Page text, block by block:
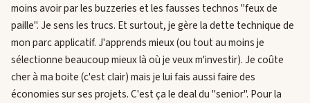
moins avoir par les buzzeries et les fausses technos "feux de
paille". Je sens les trucs. Et surtout, je gère la dette technique de
mon parc applicatif. J'apprends mieux (ou tout au moins je
sélectionne beaucoup mieux là où je veux m'investir). Je coûte
cher à ma boite (c'est clair) mais je lui fais aussi faire des
économies sur ses projets. C'est ça le deal du "senior". Pour la